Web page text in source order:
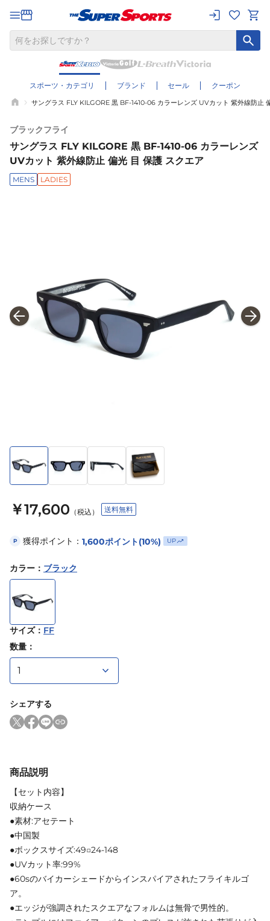
スポーツ・カテゴリ ブランド セール クーポン
サングラス FLY KILGORE 黒 BF-1410-06 カラーレンズ UVカット 紫外線防止
ブラックフライ
サングラス FLY KILGORE 黒 BF-1410-06 カラーレンズ
UVカット 紫外線防止 偏光 目 保護 スクエア
MENS LADIES
￥17,600 （税込） 送料無料
P 獲得ポイント： 1,600ポイント(10%) UP
カラー ： ブラック
サイズ： FF
数量：
シェアする
商品説明
【セット内容】
収納ケース
●素材:アセテート
●中国製
●ボックスサイズ:49□24-148
●UVカット率:99%
●60sのバイカーシェードからインスパイアされたフライキルゴ
ア。
●エッジが強調されたスクエアなフォルムは無骨で男性的。